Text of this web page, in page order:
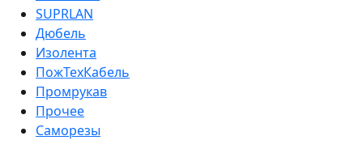
SUPRLAN
Дюбель
Изолента
ПожТехКабель
Промрукав
Прочее
Саморезы